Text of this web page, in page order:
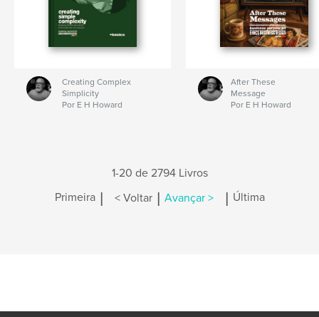
Creating Complex
Simplicity
Por E H Howard
After These
Message
Por E H Howard
1-20 de 2794 Livros
Primeira | < Voltar | Avançar > | Última